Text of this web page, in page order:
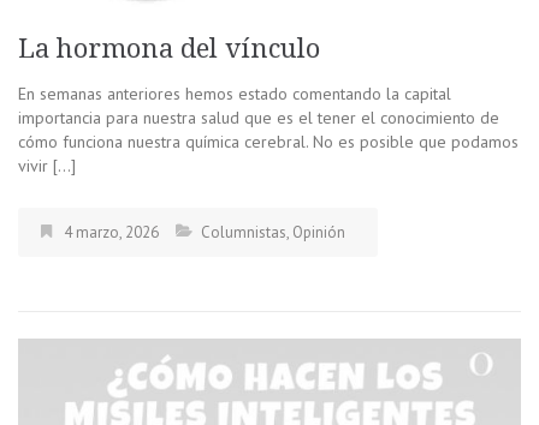
La hormona del vínculo
En semanas anteriores hemos estado comentando la capital
importancia para nuestra salud que es el tener el conocimiento de
cómo funciona nuestra química cerebral. No es posible que podamos
vivir […]
4 marzo, 2026 Columnistas, Opinión